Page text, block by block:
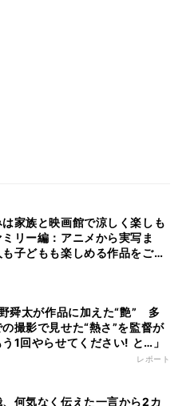
は家族と映画館で涼しく楽しも
ミリー編：アニメから実写ま
子どもも楽しめる作品をご紹
が注目する最新映画5選
舜太が作品に加えた“艶” 多
撮影で見せた“熱さ”を監督が
1回やらせてください! と…」
レポート
何気なく伝えた一言から2カ